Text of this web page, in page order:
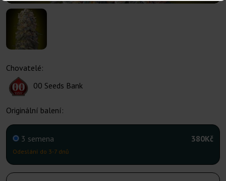
Chovatelé:
00 Seeds Bank
Originální balení:
3 semena
Odeslání do 3-7 dnů
380Kč